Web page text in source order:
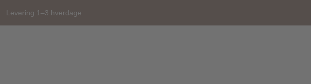
Levering 1–3 hverdage